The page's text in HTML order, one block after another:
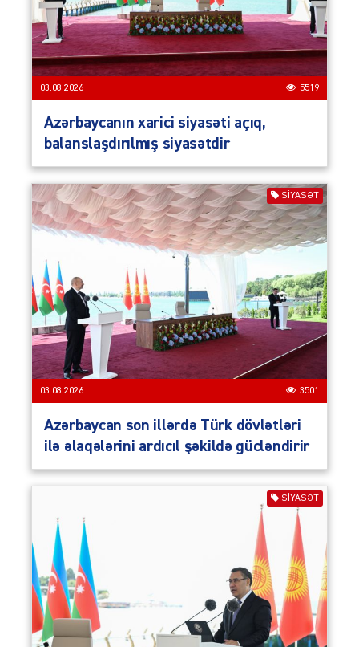
03.08.2026 5519
Azərbaycanın xarici siyasəti açıq,
balanslaşdırılmış siyasətdir
SIYASƏT
03.08.2026 3501
Azərbaycan son illərdə Türk dövlətləri
ilə əlaqələrini ardıcıl şəkildə gücləndirir
SIYASƏT